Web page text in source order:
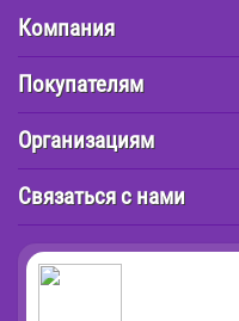
Компания
Покупателям
Организациям
Связаться с нами